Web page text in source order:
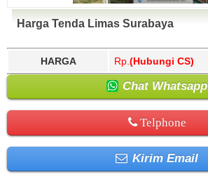
Harga Tenda Limas Surabaya
HARGA Rp. (Hubungi CS)
Chat Whatsapp
Telphone
Kirim Email